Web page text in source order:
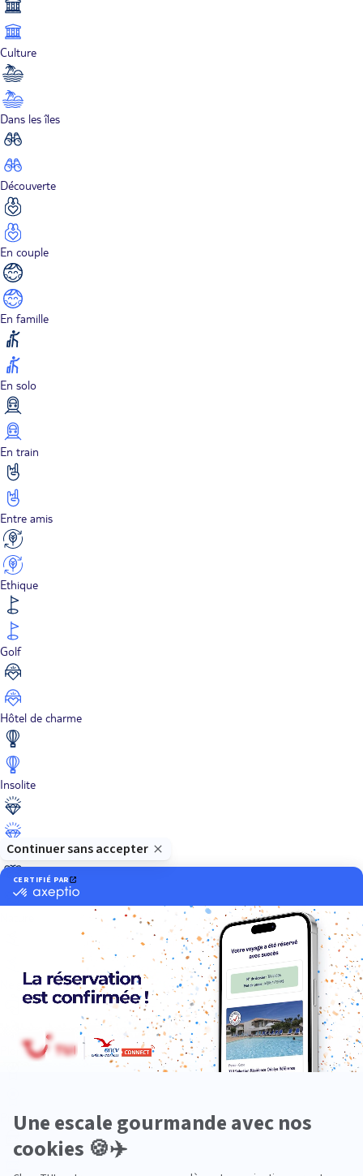
Culture
Dans les îles
Découverte
En couple
En famille
En solo
En train
Entre amis
Ethique
Golf
Hôtel de charme
Insolite
Luxe
Neige
Plongée
Premium